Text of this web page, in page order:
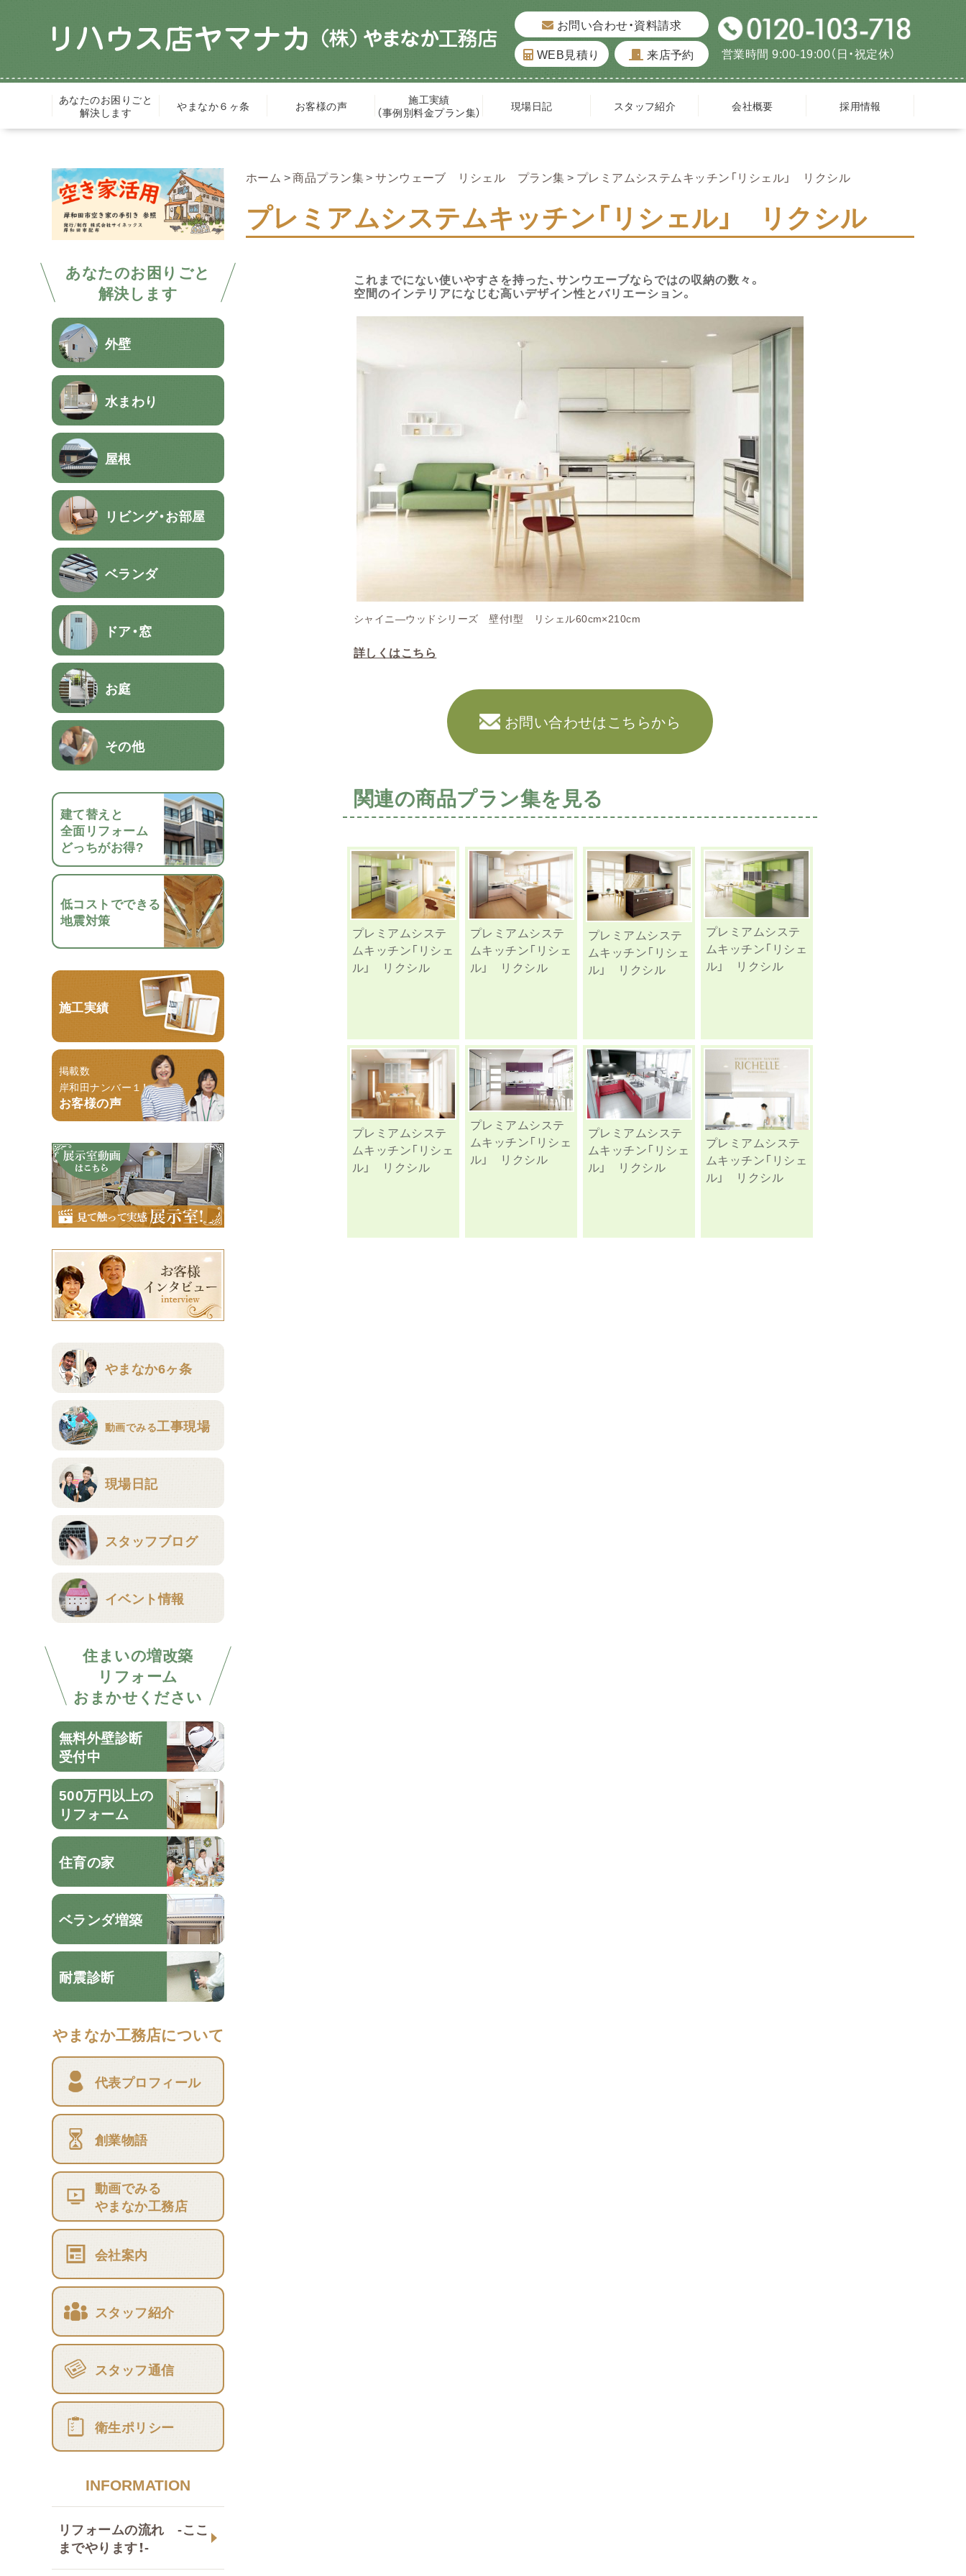
お問い合わせ・資料請求
WEB見積り
来店予約 営業時間 9:00-19:00（日・祝定休）
あなたのお困りごと
解決します
やまなか６ヶ条 お客様の声
施工実績
（事例別料金プラン集）
現場日記 スタッフ紹介 会社概要 採用情報
あなたのお困りごと
解決します
外壁
水まわり
屋根
リビング・お部屋
ベランダ
ドア・窓
お庭
その他
建て替えと
全面リフォーム
どっちがお得?
低コストでできる
地震対策
施工実績
掲載数
岸和田ナンバー１！
お客様の声
やまなか6ヶ条
動画でみる工事現場
現場日記
スタッフブログ
イベント情報
住まいの増改築
リフォーム
おまかせください
無料外壁診断
受付中
500万円以上の
リフォーム
住育の家
ベランダ増築
耐震診断
やまなか工務店について
代表プロフィール
創業物語
動画でみる
やまなか工務店
会社案内
スタッフ紹介
スタッフ通信
衛生ポリシー
INFORMATION
リフォームの流れ -ここ
までやります！-
ホーム 商品プラン集 サンウェーブ リシェル プラン集 プレミアムシステムキッチン「リシェル」 リクシル
プレミアムシステムキッチン「リシェル」 リクシル
これまでにない使いやすさを持った、サンウエーブならではの収納の数々。
空間のインテリアになじむ高いデザイン性とバリエーション。
シャイニ―ウッドシリーズ 壁付I型 リシェル60cm×210cm
詳しくはこちら
お問い合わせはこちらから
関連の商品プラン集を見る
プレミアムシステ
ムキッチン「リシェ
ル」 リクシル
プレミアムシステ
ムキッチン「リシェ
ル」 リクシル
プレミアムシステ
ムキッチン「リシェ
ル」 リクシル
プレミアムシステ
ムキッチン「リシェ
ル」 リクシル
プレミアムシステ
ムキッチン「リシェ
ル」 リクシル
プレミアムシステ
ムキッチン「リシェ
ル」 リクシル
プレミアムシステ
ムキッチン「リシェ
ル」 リクシル
プレミアムシステ
ムキッチン「リシェ
ル」 リクシル